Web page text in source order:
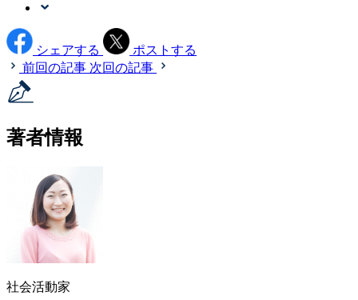
シェアする
ポストする
前回の記事 次回の記事
著者情報
社会活動家